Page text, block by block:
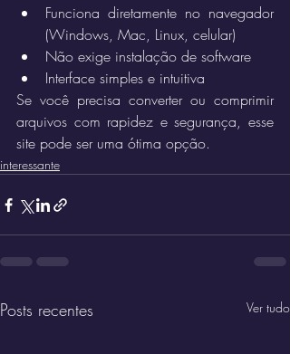
Funciona diretamente no navegador
(Windows, Mac, Linux, celular)
Não exige instalação de software
Interface simples e intuitiva
Se você precisa converter ou comprimir
arquivos com rapidez e segurança, esse
site pode ser uma ótima opção.
interessante
Posts recentes Ver tudo